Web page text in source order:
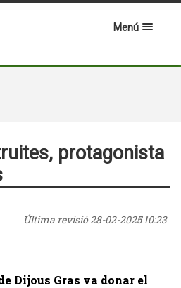
Menú
protagonista
Última revisió28-02-2025 10:23
Dijous Gras va donar el